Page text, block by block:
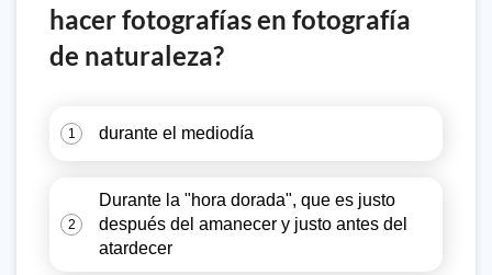
hacer fotografías en fotografía
de naturaleza?
1 durante el mediodía
2
Durante la "hora dorada", que es justo
después del amanecer y justo antes del
atardecer